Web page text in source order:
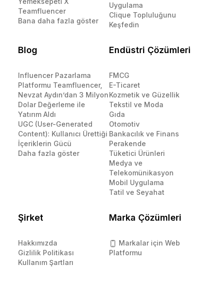
Teamfluencer
Bana daha fazla göster
Uygulama
Clique Topluluğunu
Keşfedin
Blog
Influencer Pazarlama
Platformu Teamfluencer,
Nevzat Aydın’dan 3 Milyon
Dolar Değerleme ile
Yatırım Aldı
UGC (User-Generated
Content): Kullanıcı Ürettiği
İçeriklerin Gücü
Daha fazla göster
Endüstri Çözümleri
FMCG
E-Ticaret
Kozmetik ve Güzellik
Tekstil ve Moda
Gıda
Otomotiv
Bankacılık ve Finans
Perakende
Tüketici Ürünleri
Medya ve
Telekomünikasyon
Mobil Uygulama
Tatil ve Seyahat
Şirket
Hakkımızda
Gizlilik Politikası
Kullanım Şartları
Marka Çözümleri
Markalar için Web
Platformu